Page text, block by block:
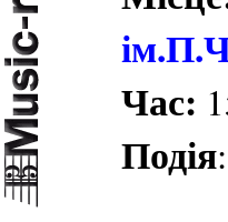
Час:
Подія